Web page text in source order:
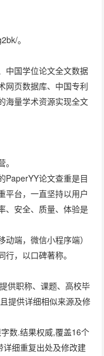
。
中国学位论文全文数据
网页数据库、中国专利
海量学术资源实现全文
PaperYY论文查重是目
平台，一直坚持以用户
、安全、质量、体验是
端，微信小程序端）
，以口碑著称。
供职称、课题、高校毕
提供详细相似来源及修
数.结果权威,覆盖16个
细重复出处及修改建